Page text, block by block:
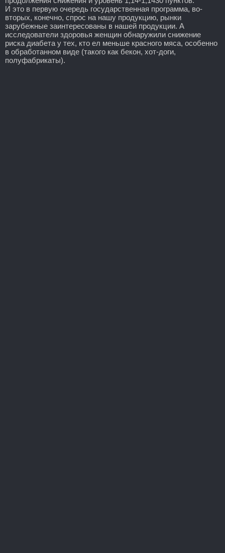
И это в первую очередь государственная программа, во-
вторых, конечно, спрос на нашу продукцию, рынки
зарубежные заинтересованы в нашей продукции. А
исследователи здоровья женщин обнаружили снижение
риска диабета у тех, кто ел меньше красного мяса, особенно
в обработанном виде (такого как бекон, хот-доги,
полуфабрикаты).